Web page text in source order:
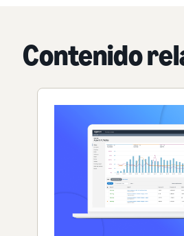
Contenido